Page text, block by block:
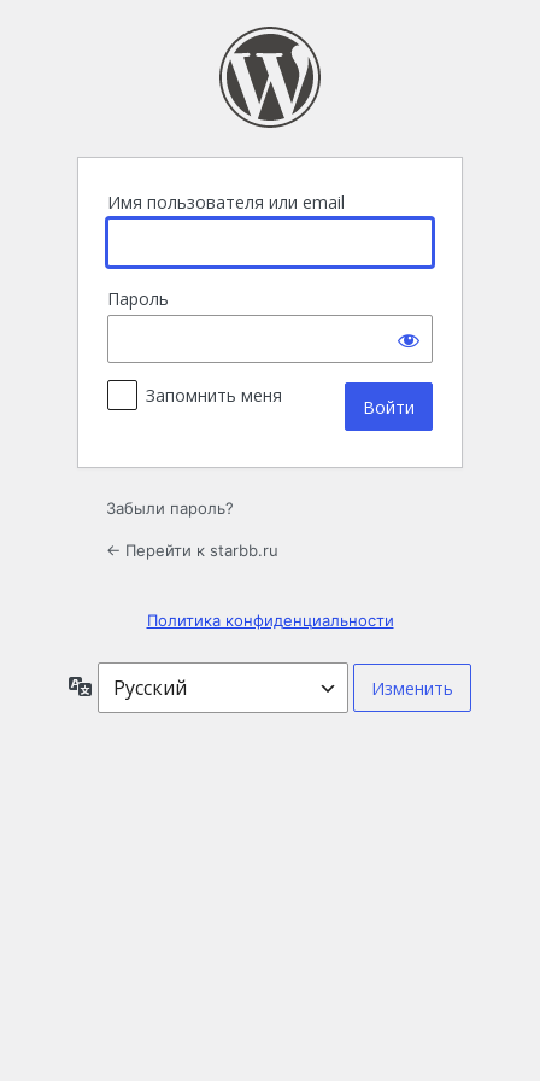
Имя пользователя или email
Пароль
Запомнить меня
Забыли пароль?
← Перейти к starbb.ru
Политика конфиденциальности
Язык